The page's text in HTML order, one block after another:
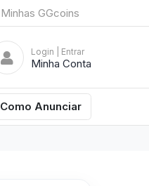
Minhas GGcoins
Login | Entrar
Minha Conta
Como Anunciar